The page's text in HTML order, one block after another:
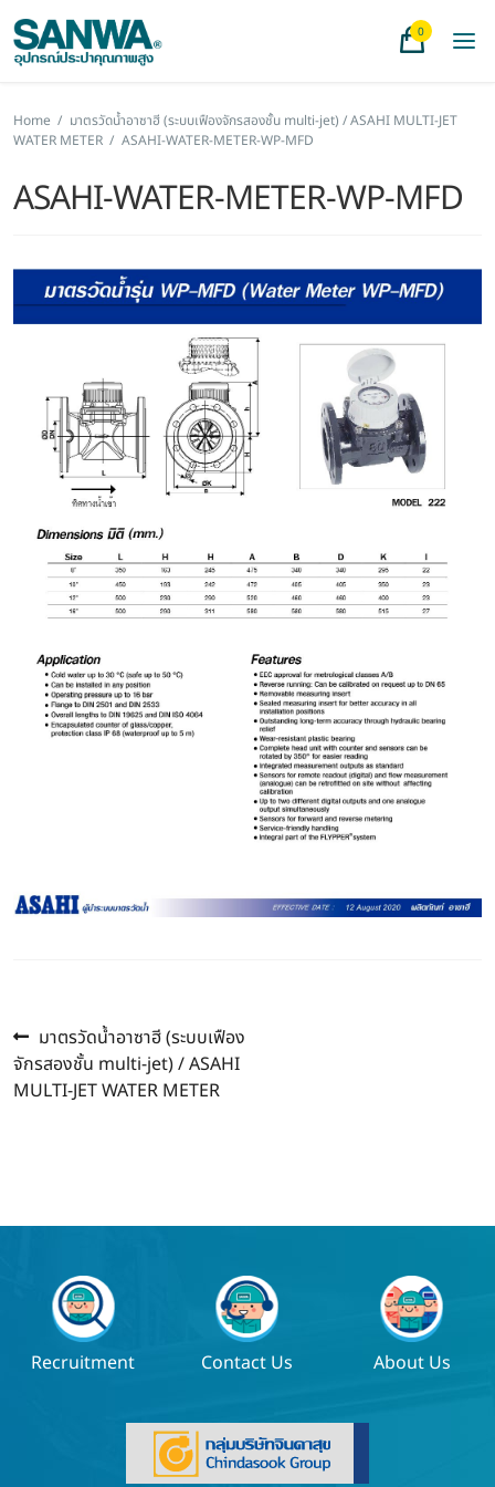
0
Home / มาตรวัดน้ำอาซาฮี (ระบบเฟืองจักรสองชั้น multi-jet) / ASAHI MULTI-JET
WATER METER / ASAHI-WATER-METER-WP-MFD
ASAHI-WATER-METER-WP-MFD
Post
navigation
Previous
post:
มาตรวัดน้ำอาซาฮี (ระบบเฟือง
จักรสองชั้น multi-jet) / ASAHI
MULTI-JET WATER METER
Recruitment Contact Us About Us